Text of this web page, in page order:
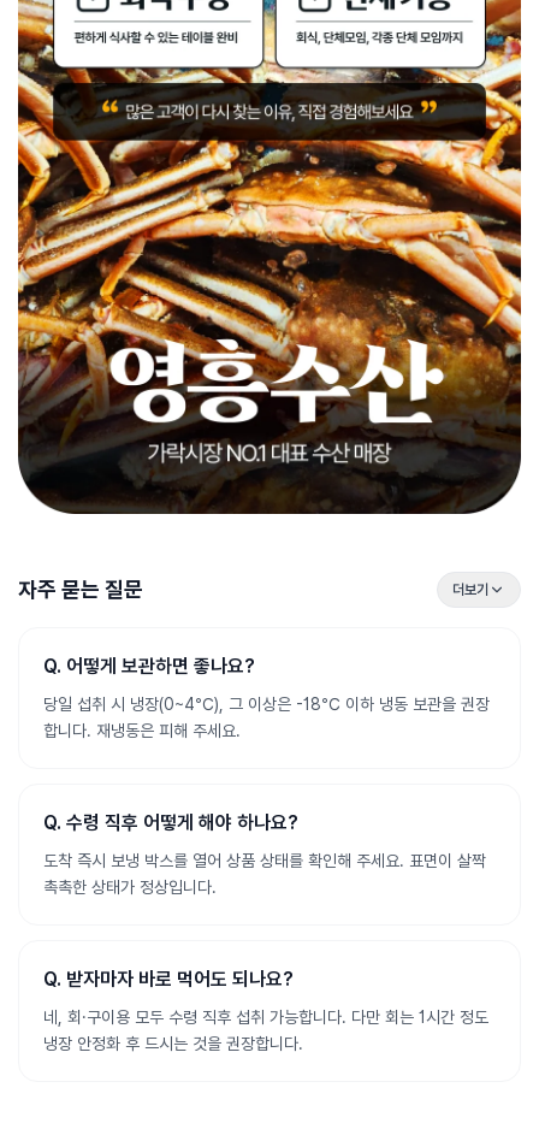
자주 묻는 질문 더보기
Q. 어떻게 보관하면 좋나요?
당일 섭취 시 냉장(0~4℃), 그 이상은 -18℃ 이하 냉동 보관을 권장
합니다. 재냉동은 피해 주세요.
Q. 수령 직후 어떻게 해야 하나요?
도착 즉시 보냉 박스를 열어 상품 상태를 확인해 주세요. 표면이 살짝
촉촉한 상태가 정상입니다.
Q. 받자마자 바로 먹어도 되나요?
네, 회·구이용 모두 수령 직후 섭취 가능합니다. 다만 회는 1시간 정도
냉장 안정화 후 드시는 것을 권장합니다.